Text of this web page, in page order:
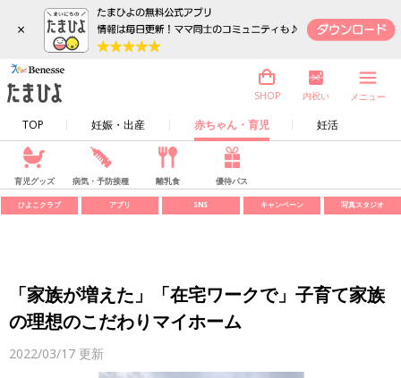
×
TOP 妊娠・出産 赤ちゃん・育児 妊活
SHOP 内祝い メニュー
育児グッズ 病気・予防接種 離乳食 優待パス
ひよこクラブ アプリ SNS キャンペーン 写真スタジオ
「家族が増えた」「在宅ワークで」子育て家族
の理想のこだわりマイホーム
2022/03/17 更新